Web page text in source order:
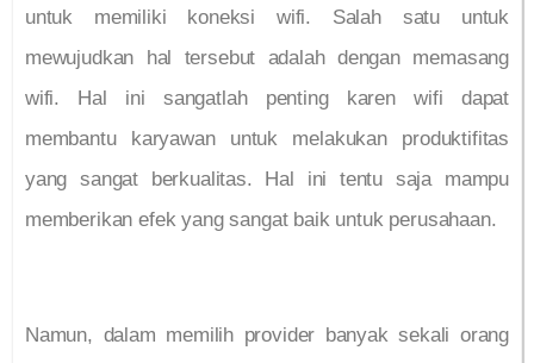
untuk memiliki koneksi wifi. Salah satu untuk
mewujudkan hal tersebut adalah dengan memasang
wifi. Hal ini sangatlah penting karen wifi dapat
membantu karyawan untuk melakukan produktifitas
yang sangat berkualitas. Hal ini tentu saja mampu
memberikan efek yang sangat baik untuk perusahaan.
Namun, dalam memilih provider banyak sekali orang